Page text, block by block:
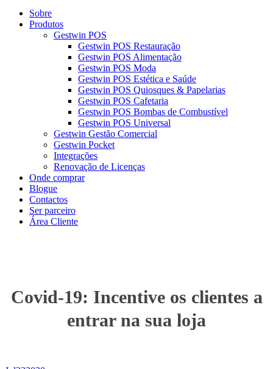
Sobre
Produtos
Gestwin POS
Gestwin POS Restauração
Gestwin POS Alimentação
Gestwin POS Moda
Gestwin POS Estética e Saúde
Gestwin POS Quiosques & Papelarias
Gestwin POS Cafetaria
Gestwin POS Bombas de Combustível
Gestwin POS Universal
Gestwin Gestão Comercial
Gestwin Pocket
Integrações
Renovação de Licenças
Onde comprar
Blogue
Contactos
Ser parceiro
Área Cliente
Covid-19: Incentive os clientes a
entrar na sua loja